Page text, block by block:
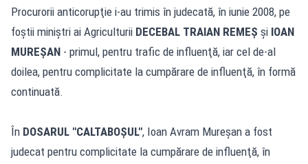
Procurorii anticorupţie i-au trimis în judecată, în iunie 2008, pe
foştii miniştri ai Agriculturii DECEBAL TRAIAN REMEŞ şi IOAN
MUREŞAN - primul, pentru trafic de influenţă, iar cel de-al
doilea, pentru complicitate la cumpărare de influenţă, în formă
continuată.
În DOSARUL "CALTABOŞUL", Ioan Avram Mureşan a fost
judecat pentru complicitate la cumpărare de influenţă, în